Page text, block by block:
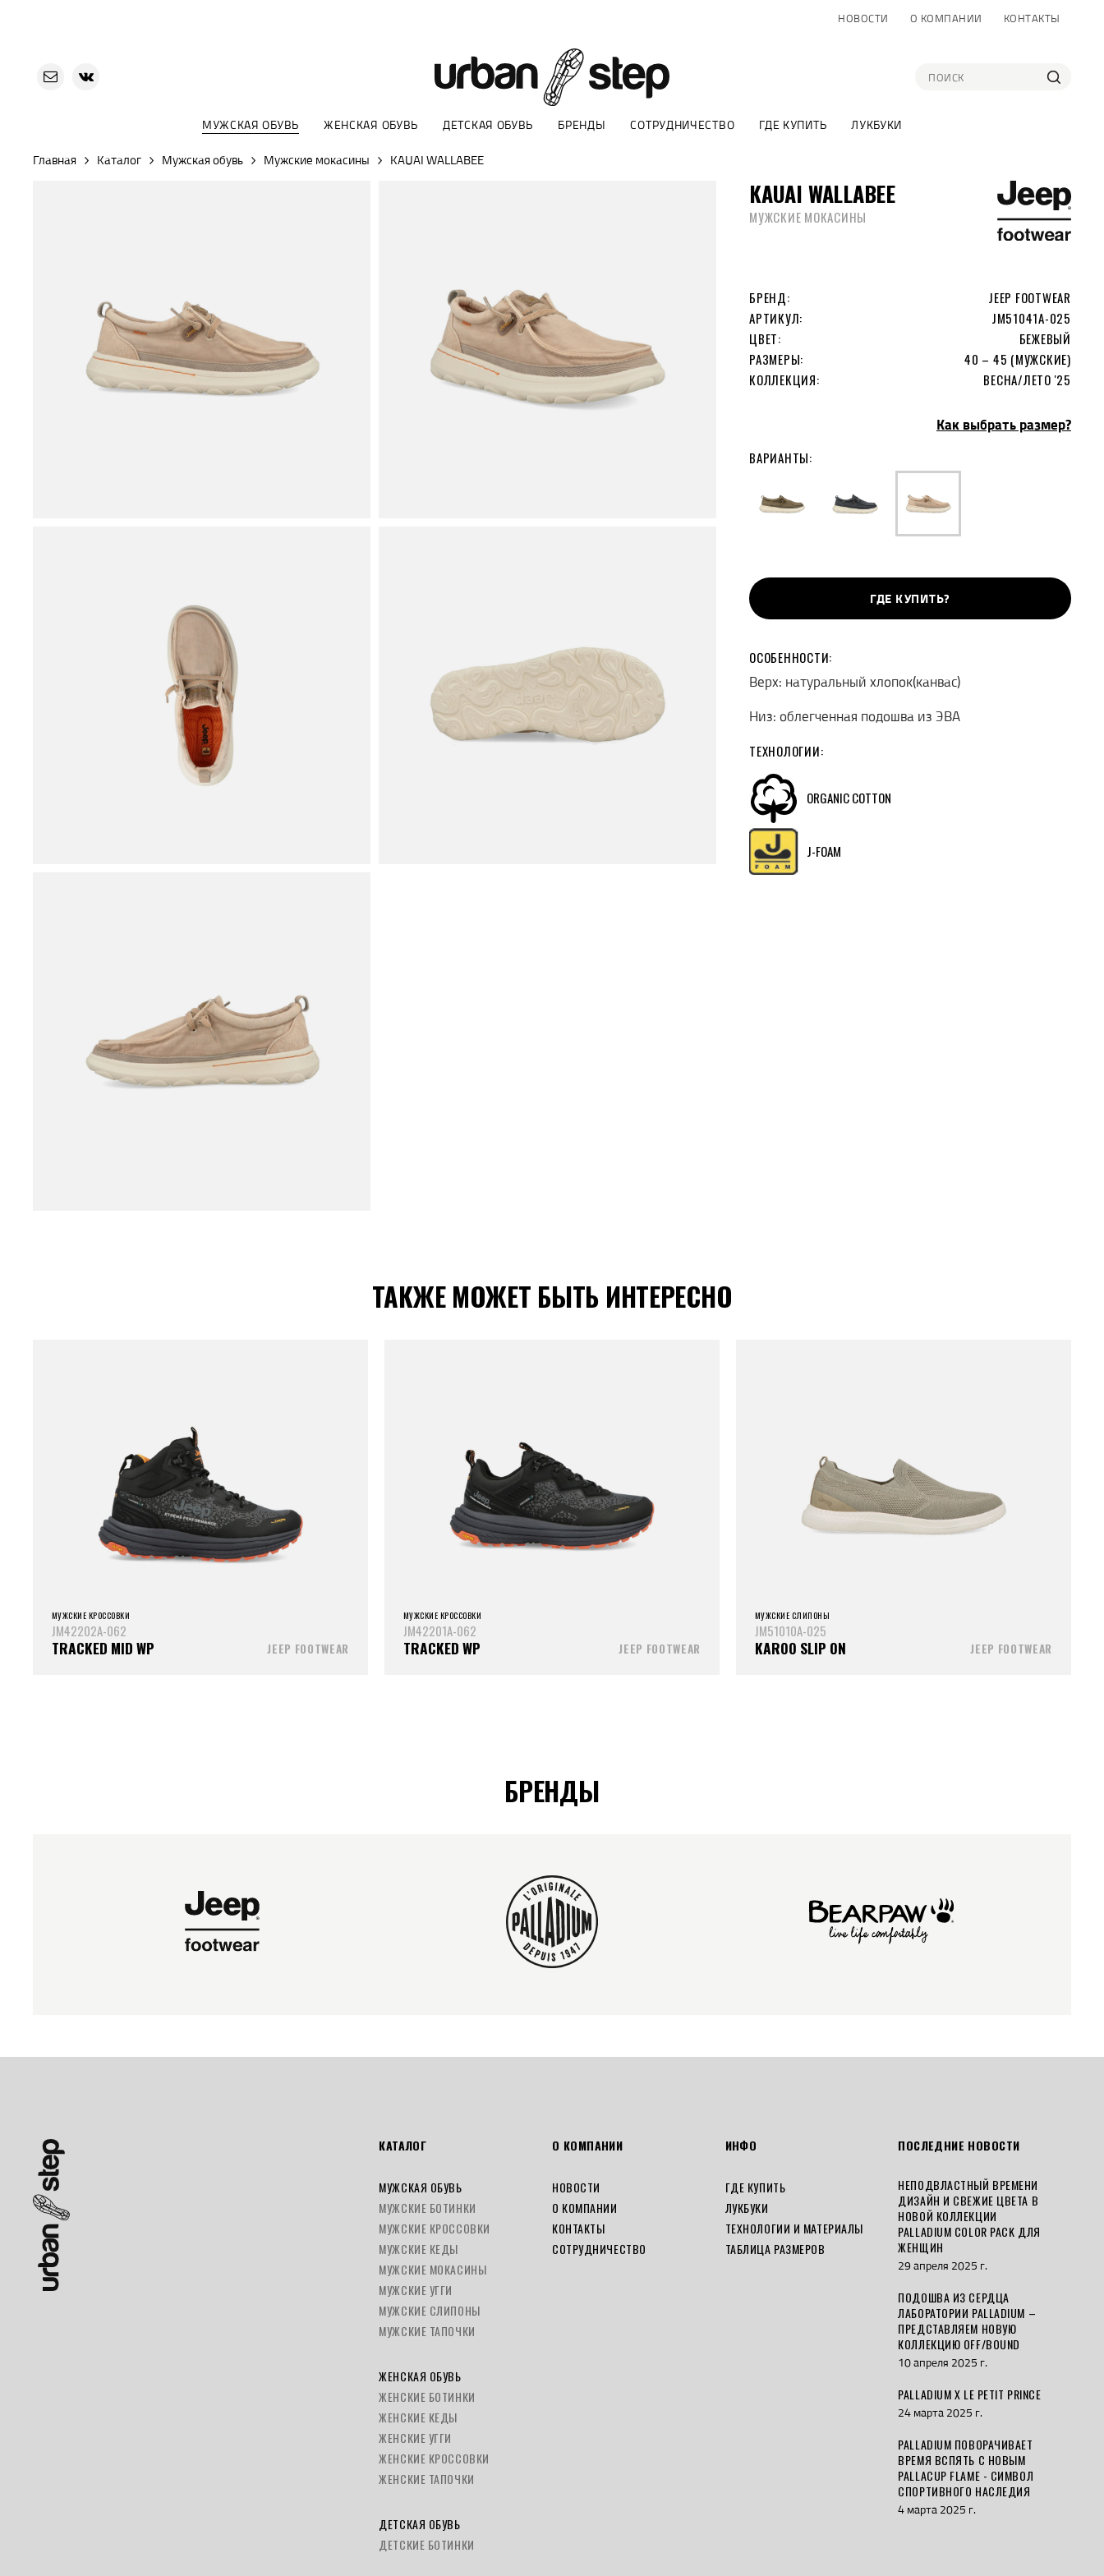
НОВОСТИ О КОМПАНИИ КОНТАКТЫ
МУЖСКАЯ ОБУВЬ ЖЕНСКАЯ ОБУВЬ ДЕТСКАЯ ОБУВЬ БРЕНДЫ СОТРУДНИЧЕСТВО ГДЕ КУПИТЬ ЛУКБУКИ
Главная Каталог Мужская обувь Мужские мокасины KAUAI WALLABEE
KAUAI WALLABEE
МУЖСКИЕ МОКАСИНЫ
БРЕНД:
JEEP FOOTWEAR
АРТИКУЛ:
JM51041A-025
ЦВЕТ:
БЕЖЕВЫЙ
РАЗМЕРЫ:
40 – 45 (МУЖСКИЕ)
КОЛЛЕКЦИЯ:
ВЕСНА/ЛЕТО '25
Как выбрать размер?
ВАРИАНТЫ:
ГДЕ КУПИТЬ?
ОСОБЕННОСТИ:
Верх: натуральный хлопок(канвас)
Низ: облегченная подошва из ЭВА
ТЕХНОЛОГИИ:
ORGANIC COTTON
J-FOAM
ТАКЖЕ МОЖЕТ БЫТЬ ИНТЕРЕСНО
МУЖСКИЕ КРОССОВКИ
JM42202A-062
TRACKED MID WP JEEP FOOTWEAR
МУЖСКИЕ КРОССОВКИ
JM42201A-062
TRACKED WP JEEP FOOTWEAR
МУЖСКИЕ СЛИПОНЫ
JM51010A-025
KAROO SLIP ON JEEP FOOTWEAR
БРЕНДЫ
КАТАЛОГ
МУЖСКАЯ ОБУВЬ
МУЖСКИЕ БОТИНКИ
МУЖСКИЕ КРОССОВКИ
МУЖСКИЕ КЕДЫ
МУЖСКИЕ МОКАСИНЫ
МУЖСКИЕ УГГИ
МУЖСКИЕ СЛИПОНЫ
МУЖСКИЕ ТАПОЧКИ
ЖЕНСКАЯ ОБУВЬ
ЖЕНСКИЕ БОТИНКИ
ЖЕНСКИЕ КЕДЫ
ЖЕНСКИЕ УГГИ
ЖЕНСКИЕ КРОССОВКИ
ЖЕНСКИЕ ТАПОЧКИ
ДЕТСКАЯ ОБУВЬ
ДЕТСКИЕ БОТИНКИ
О КОМПАНИИ
НОВОСТИ
О КОМПАНИИ
КОНТАКТЫ
СОТРУДНИЧЕСТВО
ИНФО
ГДЕ КУПИТЬ
ЛУКБУКИ
ТЕХНОЛОГИИ И МАТЕРИАЛЫ
ТАБЛИЦА РАЗМЕРОВ
ПОСЛЕДНИЕ НОВОСТИ
НЕПОДВЛАСТНЫЙ ВРЕМЕНИ
ДИЗАЙН И СВЕЖИЕ ЦВЕТА В
НОВОЙ КОЛЛЕКЦИИ
PALLADIUM COLOR PACK ДЛЯ
ЖЕНЩИН
29 апреля 2025 г.
ПОДОШВА ИЗ СЕРДЦА
ЛАБОРАТОРИИ PALLADIUM –
ПРЕДСТАВЛЯЕМ НОВУЮ
КОЛЛЕКЦИЮ OFF/BOUND
10 апреля 2025 г.
PALLADIUM X LE PETIT PRINCE
24 марта 2025 г.
PALLADIUM ПОВОРАЧИВАЕТ
ВРЕМЯ ВСПЯТЬ С НОВЫМ
PALLACUP FLAME - СИМВОЛ
СПОРТИВНОГО НАСЛЕДИЯ
4 марта 2025 г.